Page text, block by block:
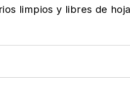
limpios y libres de